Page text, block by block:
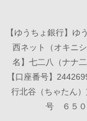
【ゆうちょ銀行】
西ネット（オキニ
名】七二八（ナナ
【口座番号】
行北谷（ちゃたん
号 ６５